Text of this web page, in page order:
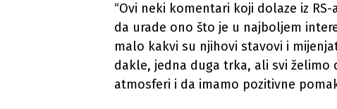
“Ovi neki komentari koji dolaze iz
da urade ono što je u najboljem
malo kakvi su njihovi stavovi i
dakle, jedna duga trka, ali svi
atmosferi i da imamo pozitivne